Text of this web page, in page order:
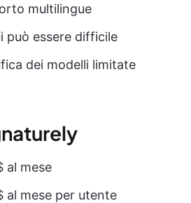
multilingue
può essere difficile
dei modelli limitate
al mese
al mese per utente